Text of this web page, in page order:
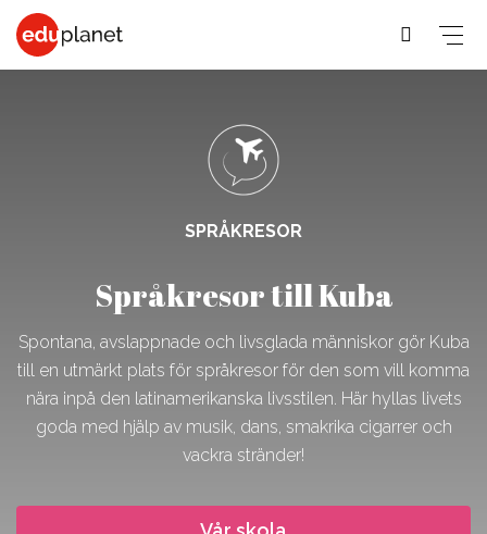
Fashion,
Design, Art,
Architecture
Medicin,
PreMed
Psychology,
Sociology
Social
Science,
Education,
SPRÅKRESOR
Allmänna &
Språkresor
för 30+
Språkresor
för 50+
Språkkurser
för arbetet
PreMed-kurs
uppkopplad
via datorn
med din
lärare och
Vår PreMed
SPRÅKRESOR
Språkresor till Kuba
Spontana, avslappnade och livsglada människor gör Kuba
till en utmärkt plats för språkresor för den som vill komma
nära inpå den latinamerikanska livsstilen. Här hyllas livets
goda med hjälp av musik, dans, smakrika cigarrer och
vackra stränder!